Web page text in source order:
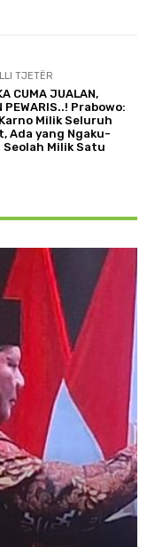
TJETËR
CUMA JUALAN,
PEWARIS..! Prabowo:
Milik Seluruh
Ada yang Ngaku-
Seolah Milik Satu